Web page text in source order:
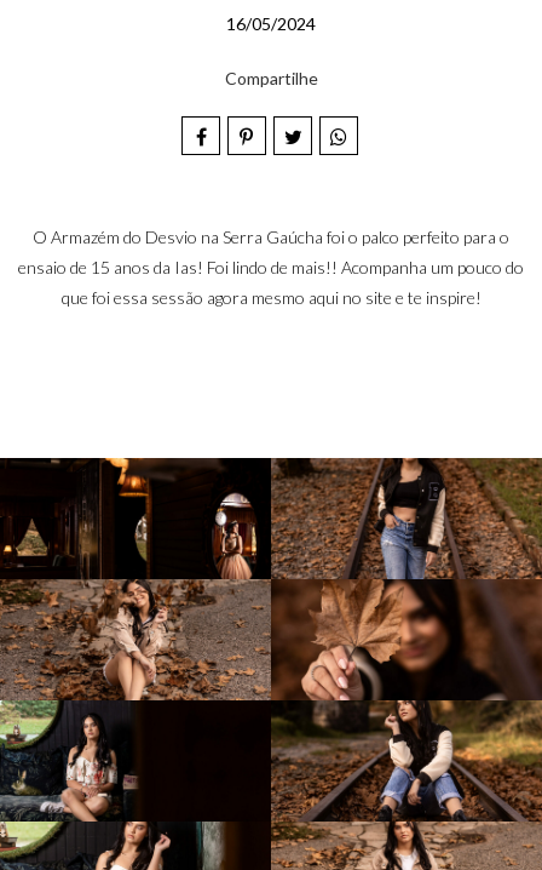
16/05/2024
Compartilhe
O Armazém do Desvio na Serra Gaúcha foi o palco perfeito para o
ensaio de 15 anos da Ias! Foi lindo de mais!! Acompanha um pouco do
que foi essa sessão agora mesmo aqui no site e te inspire!